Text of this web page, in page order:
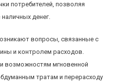
потребителей, позволяя
денег.
вопросы, связанные с
и контролем расходов.
возможностям мгновенной
тратам и перерасходу